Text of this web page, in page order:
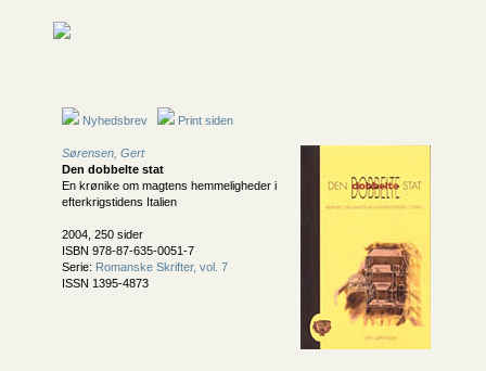
Nyhedsbrev Print siden
Sørensen, Gert
Den dobbelte stat
En krønike om magtens hemmeligheder i
efterkrigstidens Italien
2004, 250 sider
ISBN 978-87-635-0051-7
Serie: Romanske Skrifter, vol. 7
ISSN 1395-4873